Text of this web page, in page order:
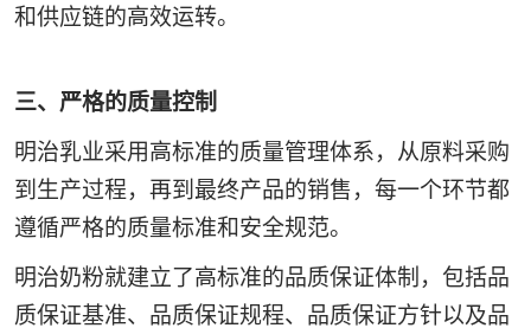
和供应链的高效运转。
三、严格的质量控制
明治乳业采用高标准的质量管理体系，从原料采购
到生产过程，再到最终产品的销售，每一个环节都
遵循严格的质量标准和安全规范。
明治奶粉就建立了高标准的品质保证体制，包括品
质保证基准、品质保证规程、品质保证方针以及品